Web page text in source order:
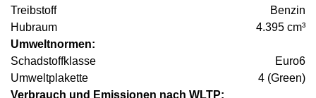
Treibstoff
Benzin
Hubraum
4.395 cm³
Umweltnormen:
Schadstoffklasse
Euro6
Umweltplakette
4 (Green)
Verbrauch und Emissionen nach WLTP: